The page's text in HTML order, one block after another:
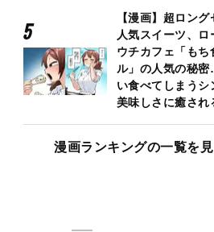
【漫画】超ロン
人気スイーツ、ロ
ウチカフェ「もち
ル」の人気の秘
い食べてしまうシ
美味しさに癒され
漫画ランキングの一覧を